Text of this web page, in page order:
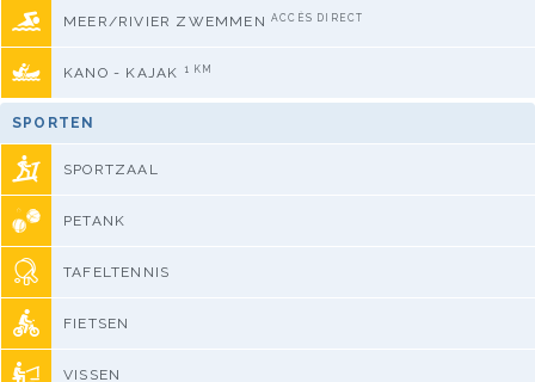
MEER/RIVIER ZWEMMEN ACCÈS DIRECT
KANO - KAJAK 1 KM
SPORTEN
SPORTZAAL
PETANK
TAFELTENNIS
FIETSEN
VISSEN